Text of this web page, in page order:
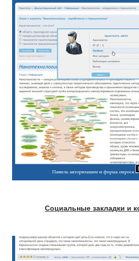
Социальные закладки и